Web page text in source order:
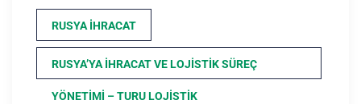
RUSYA İHRACAT
RUSYA’YA İHRACAT VE LOJISTIK SÜREÇ
YÖNETIMI – TURU LOJISTIK